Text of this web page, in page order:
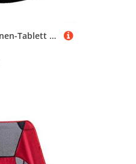
Tragbares Armlehnen-Tablett zum Aufstecken für Klapp- und Campingstühle, inkl. Getränkehalter und Tablettfläche, stabiles Kunststoffdesign für Outdoor-Aktivitäten